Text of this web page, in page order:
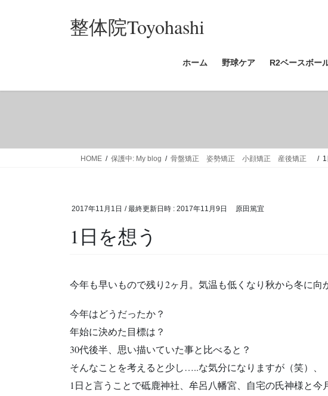
ス
ン
整体院Toyohashi
ホーム 野球ケア R2ベースボー
HOME 保護中: My blog 骨盤矯正 姿勢矯正 小顔矯正 産後矯正
2017年11月1日 / 最終更新日時 : 2017年11月9日 原田篤宜
1日を想う
今年も早いもので残り2ヶ月。気温も低くなり秋から冬に向
今年はどうだったか？
年始に決めた目標は？
30代後半、思い描いていた事と比べると？
そんなことを考えると少し…..な気分になりますが（笑）、
1日と言うことで砥鹿神社、牟呂八幡宮、自宅の氏神様と